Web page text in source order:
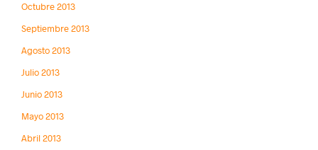
Octubre 2013
Septiembre 2013
Agosto 2013
Julio 2013
Junio 2013
Mayo 2013
Abril 2013